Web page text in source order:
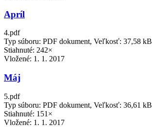
Apríl
4.pdf
Typ súboru: PDF dokument, Veľkosť: 37,58 kB
Stiahnuté: 242×
Vložené: 1. 1. 2017
Máj
5.pdf
Typ súboru: PDF dokument, Veľkosť: 36,61 kB
Stiahnuté: 151×
Vložené: 1. 1. 2017